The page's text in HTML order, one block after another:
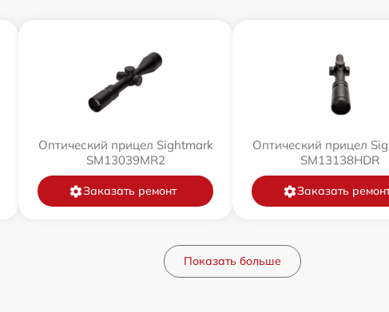
Оптический прицел Sightmark
SM13039MR2
Заказать ремонт
Оптический прицел
SM13138HDR
Заказать
Показать больше